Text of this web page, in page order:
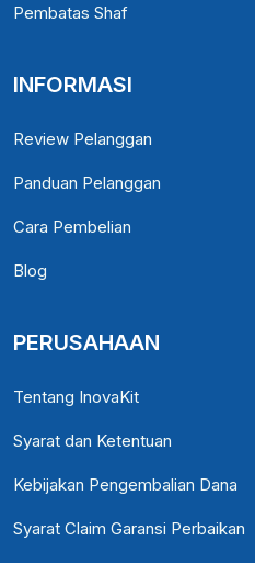
Pembatas Shaf
INFORMASI
Review Pelanggan
Panduan Pelanggan
Cara Pembelian
Blog
PERUSAHAAN
Tentang InovaKit
Syarat dan Ketentuan
Kebijakan Pengembalian Dana
Syarat Claim Garansi Perbaikan